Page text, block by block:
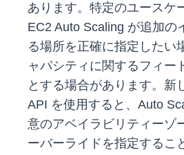
あります。特定のユースケ
EC2 Auto Scaling が追加の
る場所を正確に指定したい
ャパシティに関するフィー
とする場合があります。新
API を使用すると、Auto
意のアベイラビリティーゾ
ーバーライドを指定するこ